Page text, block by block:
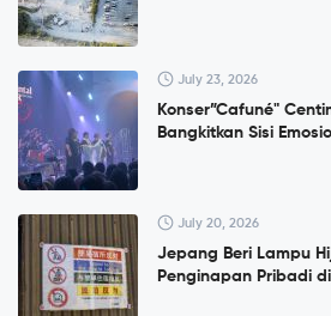
July 23, 2026
Konser”Cafuné"
Bangkitkan Sisi
July 20, 2026
Jepang Beri Lampu
Penginapan Pribadi